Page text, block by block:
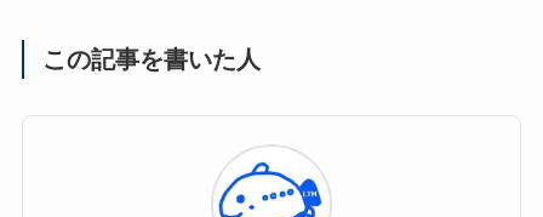
この記事を書いた人